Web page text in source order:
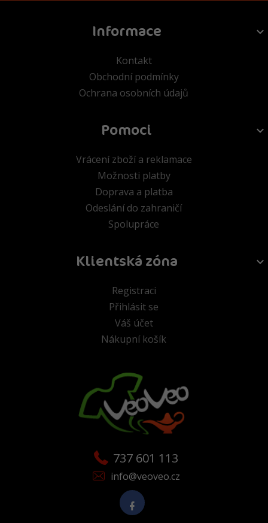
Informace
Kontakt
Obchodní podmínky
Ochrana osobních údajů
Pomoci
Vrácení zboží a reklamace
Možnosti platby
Doprava a platba
Odeslání do zahraničí
Spolupráce
Klientská zóna
Registraci
Přihlásit se
Váš účet
Nákupní košík
737 601 113
info@veoveo.cz